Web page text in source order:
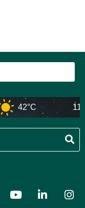
42°C 11 Ago